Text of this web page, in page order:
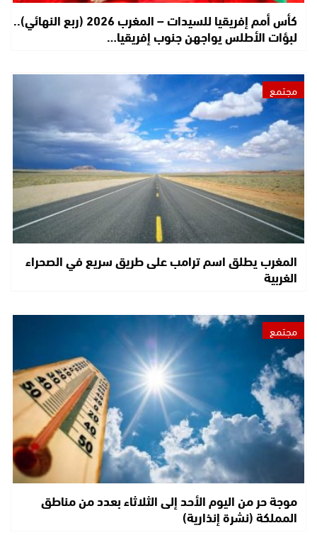
كأس أمم إفريقيا للسيدات – المغرب 2026 (ربع النهائي)..
لبؤات الأطلس يواجهن جنوب إفريقيا…
مجتمع
المغرب يطلق اسم ترامب على طريق سريع في الصحراء
الغربية
مجتمع
موجة حر من اليوم الأحد إلى الثلاثاء بعدد من مناطق
المملكة (نشرة إنذارية)